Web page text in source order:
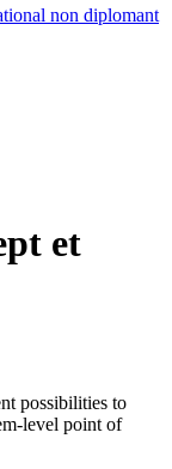
non diplomant
et
possibilities to
level point of